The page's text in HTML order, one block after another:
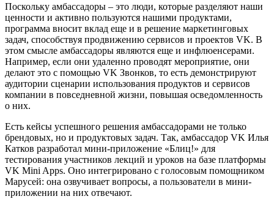
Поскольку амбассадоры – это люди, которые разделяют наши
ценности и активно пользуются нашими продуктами,
программа вносит вклад еще и в решение маркетинговых
задач, способствуя продвижению сервисов и проектов VK. В
этом смысле амбассадоры являются еще и инфлюенсерами.
Например, если они удаленно проводят мероприятие, они
делают это с помощью VK Звонков, то есть демонстрируют
аудитории сценарии использования продуктов и сервисов
компании в повседневной жизни, повышая осведомленность
о них.
Есть кейсы успешного решения амбассадорами не только
брендовых, но и продуктовых задач. Так, амбассадор VK Илья
Катков разработал мини-приложение «Блиц!» для
тестирования участников лекций и уроков на базе платформы
VK Mini Apps. Оно интегрировано с голосовым помощником
Марусей: она озвучивает вопросы, а пользователи в мини-
приложении на них отвечают.